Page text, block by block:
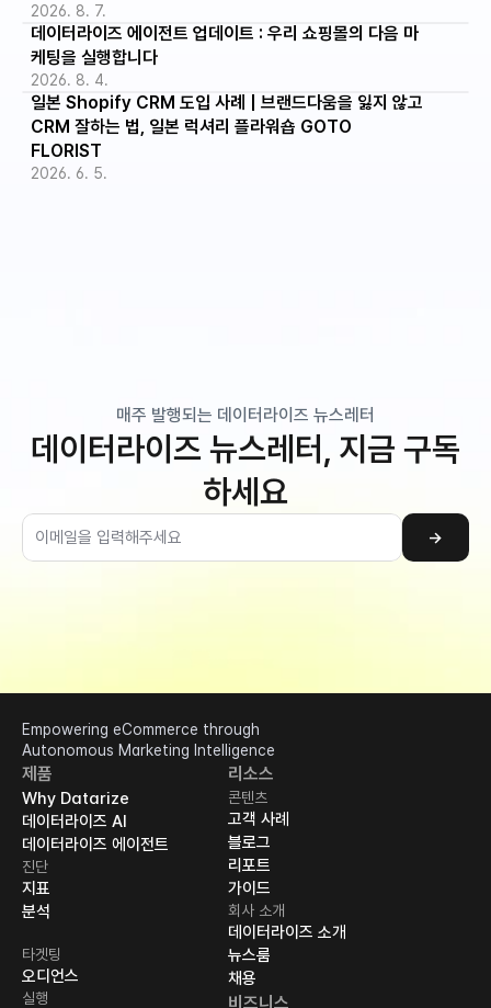
2026. 8. 7.
데이터라이즈 에이전트 업데이트 : 우리 쇼핑몰의 다음 마
케팅을 실행합니다
2026. 8. 4.
일본 Shopify CRM 도입 사례 | 브랜드다움을 잃지 않고
CRM 잘하는 법, 일본 럭셔리 플라워숍 GOTO
FLORIST
2026. 6. 5.
매주 발행되는 데이터라이즈 뉴스레터
데이터라이즈 뉴스레터, 지금 구독
하세요
→
Empowering eCommerce through
Autonomous Marketing Intelligence
제품
Why Datarize
데이터라이즈 AI
데이터라이즈 에이전트
타겟팅
오디언스
진단
지표
분석
실행
리소스
콘텐츠
고객 사례
블로그
리포트
가이드
회사 소개
데이터라이즈 소개
뉴스룸
채용
비즈니스